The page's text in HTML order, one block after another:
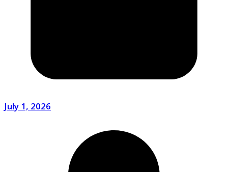
July 1, 2026